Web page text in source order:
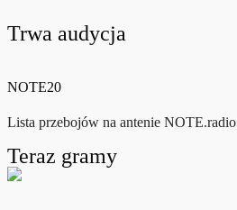
Trwa audycja
NOTE20
Lista przebojów na antenie NOTE.radio
Teraz gramy